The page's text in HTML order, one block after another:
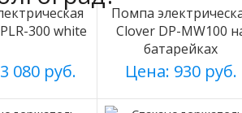
300 white
080 руб.
Помпа
Clover DP-MW100
батарейках
Цена: 930 руб.